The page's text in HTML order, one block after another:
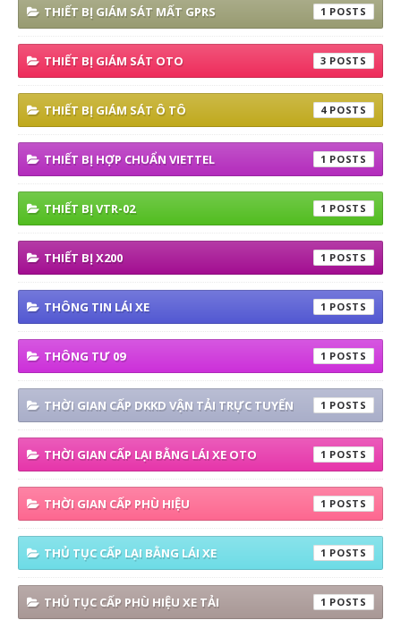
THIẾT BỊ GIÁM SÁT MẤT GPRS 1
THIẾT BỊ GIÁM SÁT OTO 3
THIẾT BỊ GIÁM SÁT Ô TÔ 4
THIẾT BỊ HỢP CHUẨN VIETTEL 1
THIẾT BỊ VTR-02 1
THIẾT BỊ X200 1
THÔNG TIN LÁI XE 1
THÔNG TƯ 09 1
THỜI GIAN CẤP DKKD VẬN TẢI TRỰC TUYẾN 1
THỜI GIAN CẤP LẠI BẰNG LÁI XE OTO 1
THỜI GIAN CẤP PHÙ HIỆU 1
THỦ TỤC CẤP LẠI BẰNG LÁI XE 1
THỦ TỤC CẤP PHÙ HIỆU XE TẢI 1